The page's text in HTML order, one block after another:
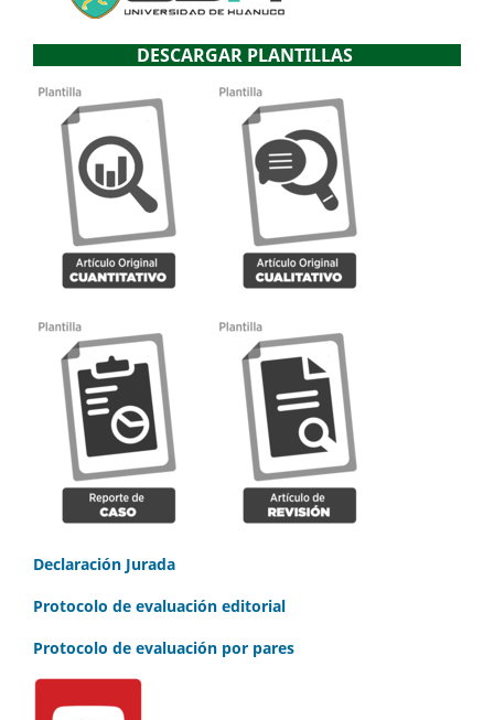
DESCARGAR PLANTILLAS
Declaración Jurada
Protocolo de evaluación editorial
Protocolo de evaluación por pares